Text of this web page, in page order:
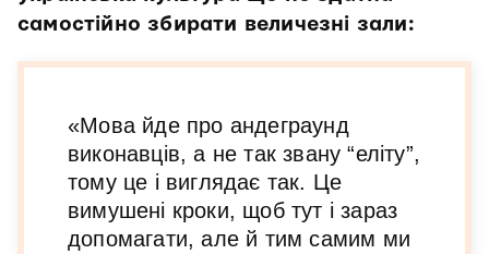
самостійно збирати величезні зали:
«Мова йде про андеграунд
виконавців, а не так звану “еліту”,
тому це і виглядає так. Це
вимушені кроки, щоб тут і зараз
допомагати, але й тим самим ми